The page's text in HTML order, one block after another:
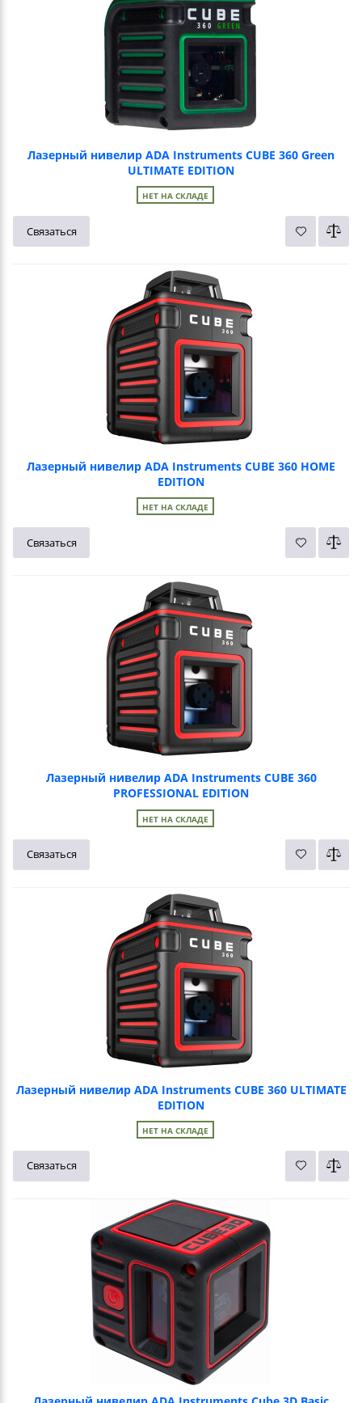
Лазерный нивелир ADA Instruments CUBE 360 Green
ULTIMATE EDITION
НЕТ НА СКЛАДЕ
Связаться
Лазерный нивелир ADA Instruments CUBE 360 HOME
EDITION
НЕТ НА СКЛАДЕ
Связаться
Лазерный нивелир ADA Instruments CUBE 360
PROFESSIONAL EDITION
НЕТ НА СКЛАДЕ
Связаться
Лазерный нивелир ADA Instruments CUBE 360 ULTIMATE
EDITION
НЕТ НА СКЛАДЕ
Связаться